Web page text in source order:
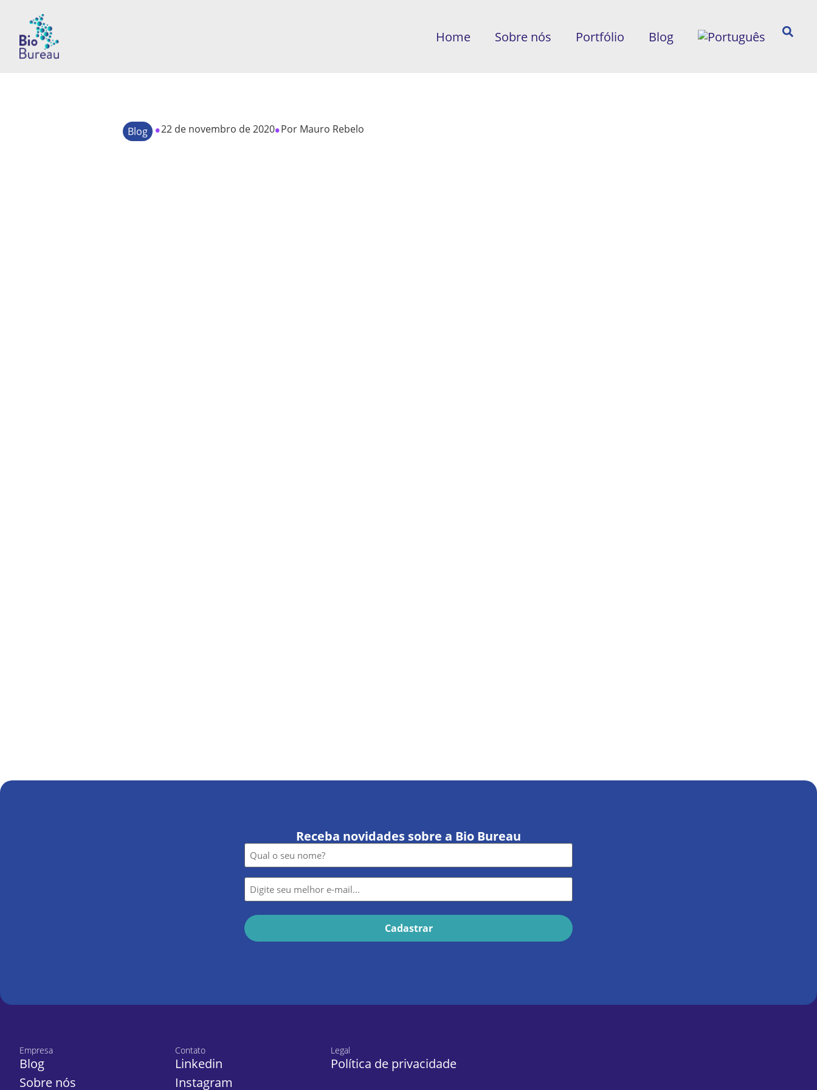
Home Sobre nós Portfólio Blog
Blog •22 de novembro de 2020•Por Mauro Rebelo
Receba novidades sobre a Bio Bureau
Nome
E-
mail
*
Empresa
Blog
Sobre nós
Contato
Linkedin
Instagram
Legal
Política de privacidade